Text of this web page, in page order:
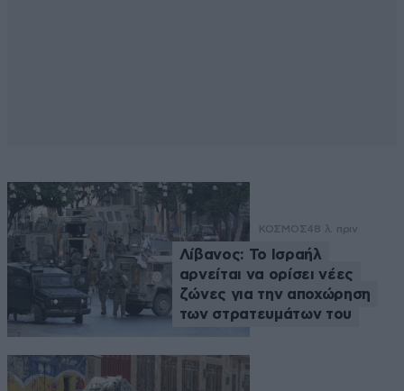
ΚΟΣΜΟΣ48 λ. πριν
Λίβανος: Το Ισραήλ
αρνείται να ορίσει νέες
ζώνες για την αποχώρηση
των στρατευμάτων του